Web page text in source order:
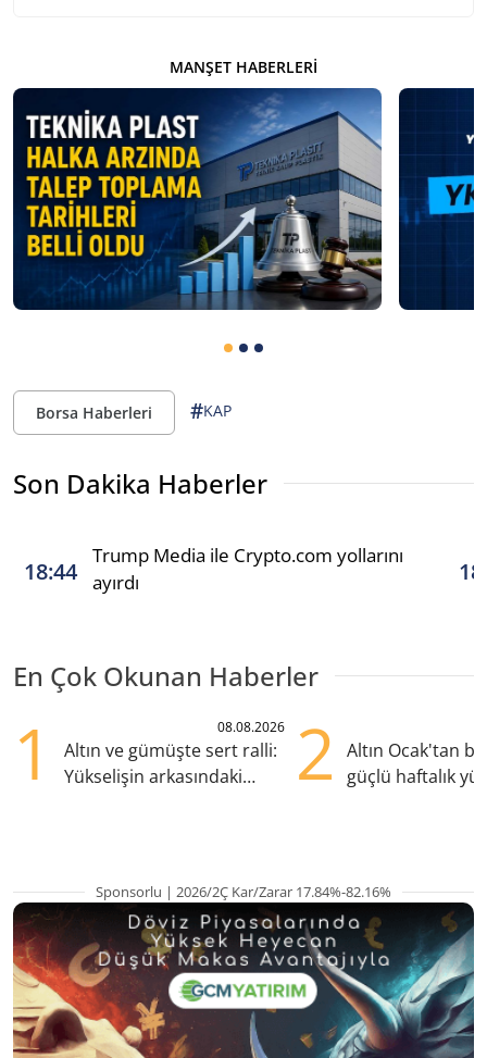
MANŞET HABERLERI
Borsa Haberleri #KAP
Son Dakika Haberler
18:44
Trump Media ile Crypto.com yollarını
ayırdı
En Çok Okunan Haberler
1 08.08.2026
Altın ve gümüşte sert ralli:
Yükselişin arkasındaki
2
Altın Ocak'tan
güçlü haftalık
Sponsorlu | 2026/2Ç Kar/Zarar 17.84%-82.16%